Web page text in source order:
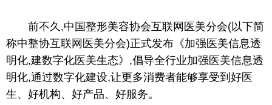
前不久,中国整形美容协会互联网医美分会(以下简
称中整协互联网医美分会)正式发布《加强医美信息透
明化,建数字化医美生态》,倡导全行业加强医美信息透
明化,通过数字化建设,让更多消费者能够享受到好医
生、好机构、好产品、好服务。